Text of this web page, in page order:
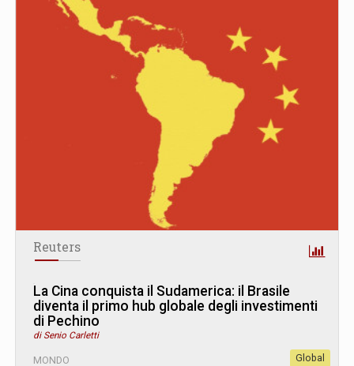
Reuters
La Cina conquista il Sudamerica: il Brasile
diventa il primo hub globale degli investimenti
di Pechino
di Senio Carletti
MONDO Global